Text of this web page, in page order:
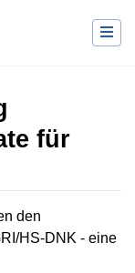
für
den
HS-DNK - eine